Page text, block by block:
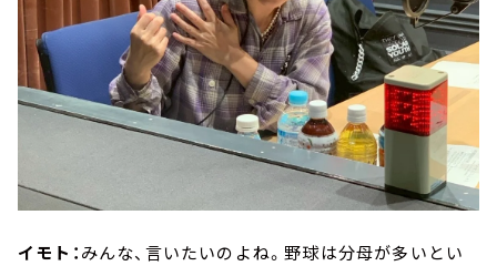
イモト：みんな、言いたいのよね。野球は分母が多いとい